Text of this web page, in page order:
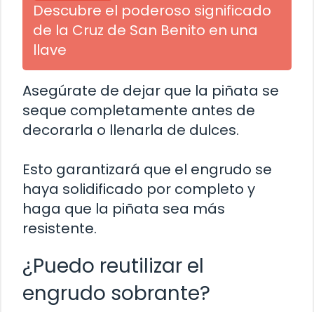
Descubre el poderoso significado
de la Cruz de San Benito en una
llave
Asegúrate de dejar que la piñata se
seque completamente antes de
decorarla o llenarla de dulces.
Esto garantizará que el engrudo se
haya solidificado por completo y
haga que la piñata sea más
resistente.
¿Puedo reutilizar el
engrudo sobrante?